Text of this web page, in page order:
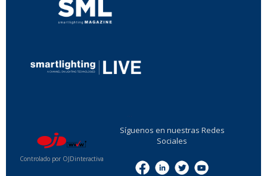
Controlado por OJDinteractiva
Síguenos en nuestras Redes
Sociales